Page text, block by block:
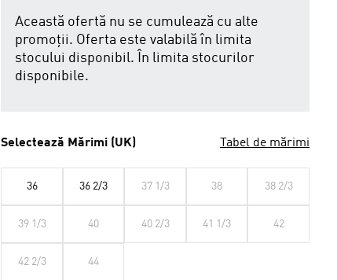
Această ofertă nu se cumulează cu alte
promoții. Oferta este valabilă în limita
stocului disponibil. În limita stocurilor
disponibile.
Selectează Mărimi (UK) Tabel de mărimi
36 36 2/3 37 1/3 38 38 2/3
39 1/3 40 40 2/3 41 1/3 42
42 2/3 44